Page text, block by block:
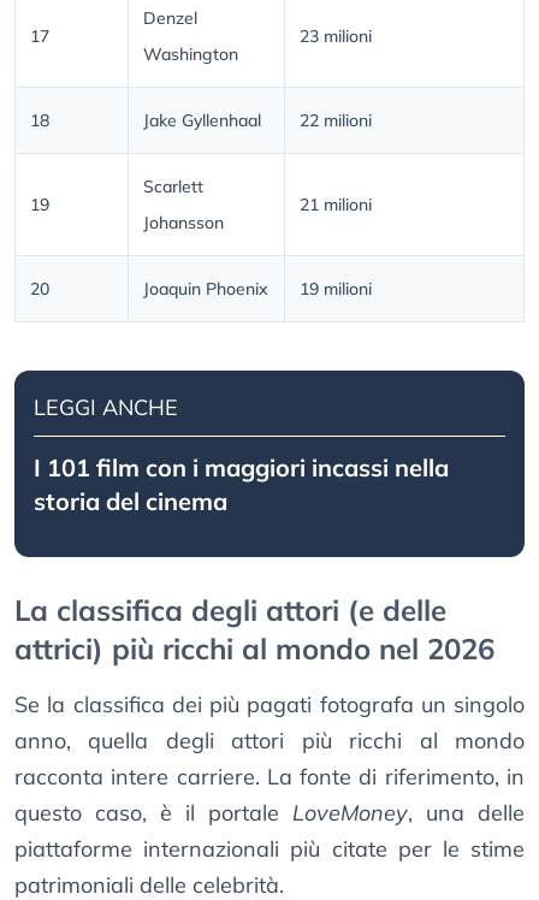
17
Denzel
Washington
23 milioni
18 Jake Gyllenhaal 22 milioni
19
Scarlett
Johansson
21 milioni
20 Joaquin Phoenix 19 milioni
LEGGI ANCHE
I 101 film con i maggiori incassi nella
storia del cinema
La classifica degli attori (e delle
attrici) più ricchi al mondo nel 2026
Se la classifica dei più pagati fotografa un singolo
anno, quella degli attori più ricchi al mondo
racconta intere carriere. La fonte di riferimento, in
questo caso, è il portale LoveMoney, una delle
piattaforme internazionali più citate per le stime
patrimoniali delle celebrità.